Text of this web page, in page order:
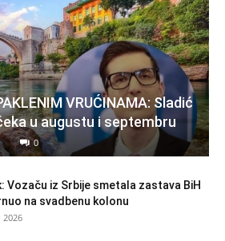
VRUĆINAMA: Sladić
u augustu i septembru
0
Vozaču iz Srbije smetala zastava BiH
na svadbenu kolonu
2026